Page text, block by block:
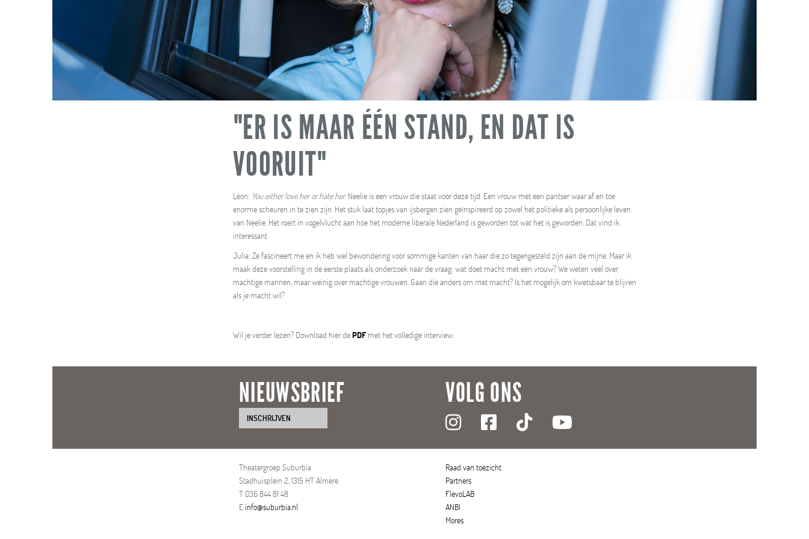
"ER IS MAAR ÉÉN STAND, EN DAT IS
VOORUIT"
Léon: You either love her or hate her. Neelie is een vrouw die staat voor deze tijd. Een vrouw met een pantser waar af en toe
enorme scheuren in te zien zijn. Het stuk laat topjes van ijsbergen zien geïnspireerd op zowel het politieke als persoonlijke leven
van Neelie. Het roert in vogelvlucht aan hoe het moderne liberale Nederland is geworden tot wat het is geworden. Dat vind ik
interessant.
Julia: Ze fascineert me en ik heb wel bewondering voor sommige kanten van haar die zo tegengesteld zijn aan de mijne. Maar ik
maak deze voorstelling in de eerste plaats als onderzoek naar de vraag: wat doet macht met een vrouw? We weten veel over
machtige mannen, maar weinig over machtige vrouwen. Gaan die anders om met macht? Is het mogelijk om kwetsbaar te blijven
als je macht wil?
Wil je verder lezen? Download hier dePDF met het volledige interview.
NIEUWSBRIEF
INSCHRIJVEN
VOLG ONS
Theatergroep Suburbia
Stadhuisplein 2, 1315 HT Almere
T 036 844 81 48
Einfo@suburbia.nl
Raad van toezicht
Partners
FlevoLAB
ANBI
Mores